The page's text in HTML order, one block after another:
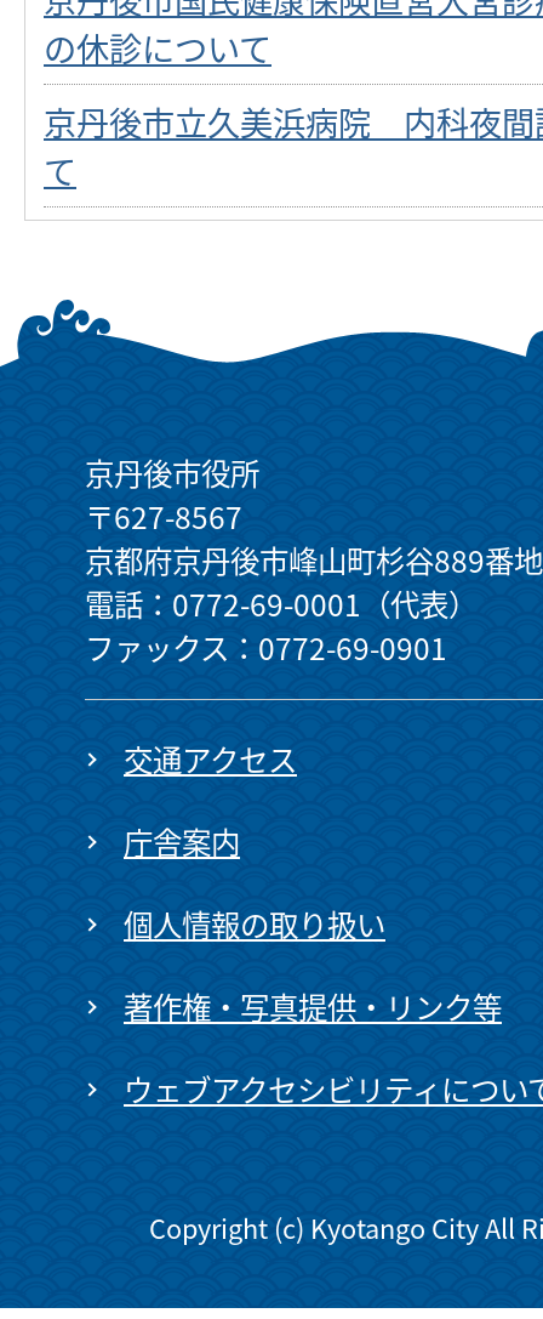
の休診について
京丹後市立久美浜病院 内科夜間
て
京丹後市役所
〒627-8567
京都府京丹後市峰山町杉谷889番地
電話：0772-69-0001（代表）
ファックス：0772-69-0901
交通アクセス
庁舎案内
個人情報の取り扱い
著作権・写真提供・リンク等
ウェブアクセシビリティについ
Copyright (c) Kyotango City All